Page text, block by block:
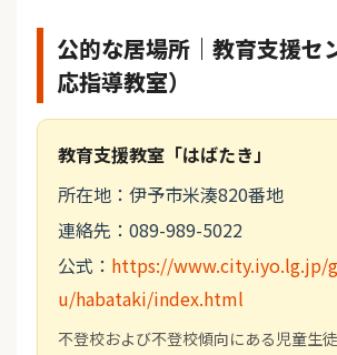
公的な居場所｜教育支援セ
応指導教室）
教育支援教室「はばたき」
所在地：伊予市米湊820番地
連絡先：089-989-5022
公式： https://www.city.iyo.lg.jp/
u/habataki/index.html
不登校および不登校傾向にある児童生